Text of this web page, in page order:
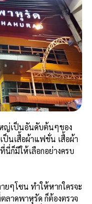
ญ่เป็นอันดับต้นๆของ
ป็นเสื้อผ้าแฟชั่น เสื้อผ้า
นี่ก็มีให้เลือกอย่างครบ
ยๆโซน ทำให้หากใครจะ
ลาดพาหุรัด ก็ต้องตรวจ